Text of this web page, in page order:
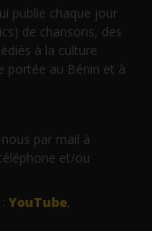
publie chaque jour
de chansons, des
à la culture
portée au Bénin et à
par mail à
et/ou
YouTube,